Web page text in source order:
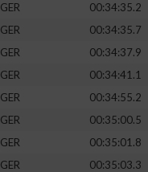
GER
00:34:35.2
GER 00:34:35.7
GER
00:34:37.9
GER
00:34:41.1
GER
00:34:55.2
GER
00:35:00.5
GER
00:35:01.8
GER
00:35:03.3